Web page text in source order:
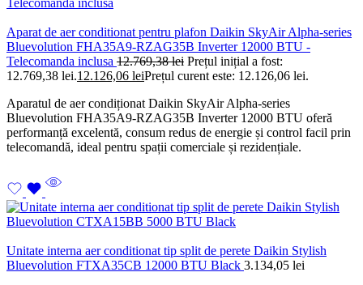
Aparat de aer conditionat pentru plafon Daikin SkyAir Alpha-series
Bluevolution FHA35A9-RZAG35B Inverter 12000 BTU -
Telecomanda inclusa 12.769,38lei Prețul inițial a fost:
12.769,38 lei.12.126,06 leiPrețul curent este: 12.126,06 lei.
Aparatul de aer condiționat Daikin SkyAir Alpha-series
Bluevolution FHA35A9-RZAG35B Inverter 12000 BTU oferă
performanță excelentă, consum redus de energie și control facil prin
telecomandă, ideal pentru spații comerciale și rezidențiale.
Unitate interna aer conditionat tip split de perete Daikin Stylish
Bluevolution FTXA35CB 12000 BTU Black 3.134,05 lei